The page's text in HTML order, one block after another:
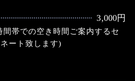
3,000円
帯での空き時間ご案内するセ
ート致します)